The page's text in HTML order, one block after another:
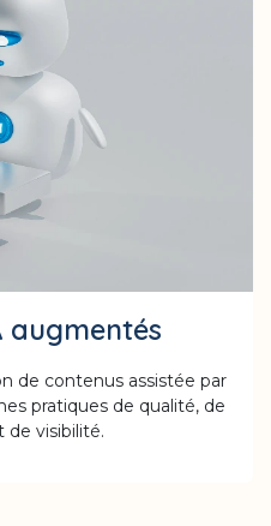
augmentés
de contenus assistée par
pratiques de qualité, de
de visibilité.